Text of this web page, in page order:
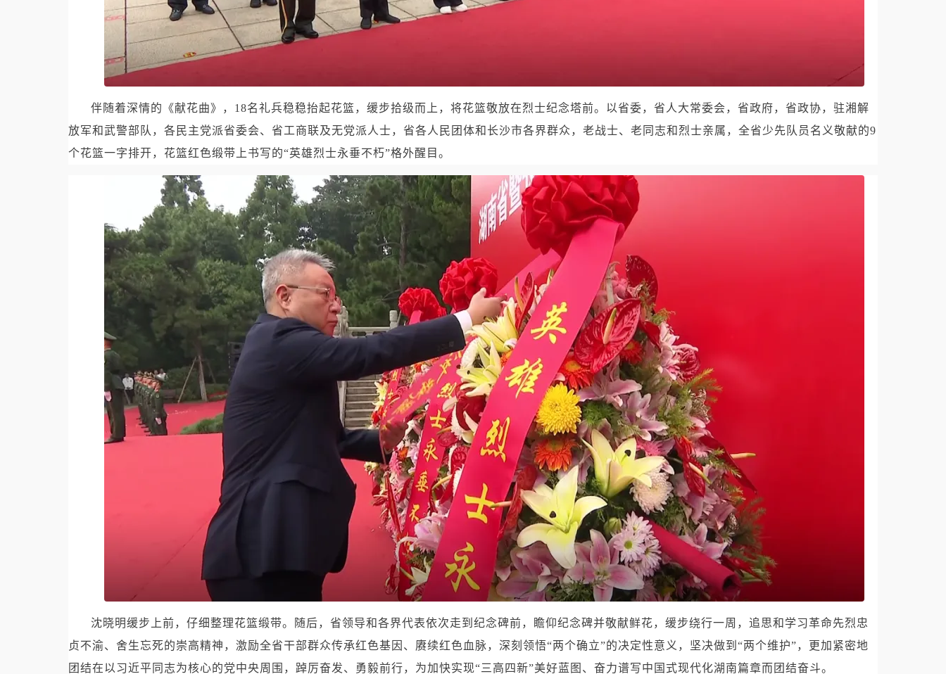
伴随着深情的《献花曲》，18名礼兵稳稳抬起花篮，缓步拾级而上，将花篮敬放在烈士纪念塔前。以省委，省人大常委会，省政府，省政协，驻湘解
放军和武警部队，各民主党派省委会、省工商联及无党派人士，省各人民团体和长沙市各界群众，老战士、老同志和烈士亲属，全省少先队员名义敬献的9
个花篮一字排开，花篮红色缎带上书写的“英雄烈士永垂不朽”格外醒目。
沈晓明缓步上前，仔细整理花篮缎带。随后，省领导和各界代表依次走到纪念碑前，瞻仰纪念碑并敬献鲜花，缓步绕行一周，追思和学习革命先烈忠
贞不渝、舍生忘死的崇高精神，激励全省干部群众传承红色基因、赓续红色血脉，深刻领悟“两个确立”的决定性意义，坚决做到“两个维护”，更加紧密地
团结在以习近平同志为核心的党中央周围，踔厉奋发、勇毅前行，为加快实现“三高四新”美好蓝图、奋力谱写中国式现代化湖南篇章而团结奋斗。